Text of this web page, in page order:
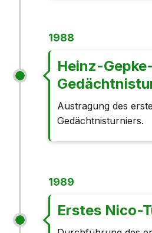
1988
Heinz-Gepke-
Austragung des
Gedächtnisturniers.
1989
Erstes Nico-